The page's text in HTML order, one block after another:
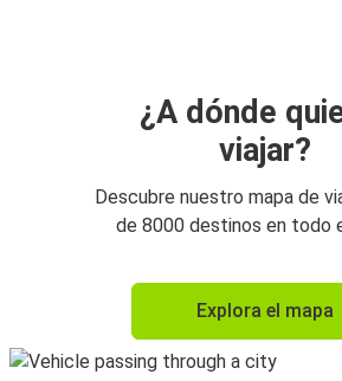
¿A dónde
viajar?
Descubre nuestro mapa de
de 8000 destinos en todo
Explora el mapa